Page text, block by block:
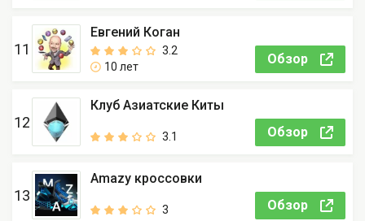
11
Евгений Коган
3.2
10 лет
Обзор
12
Клуб Азиатские Киты
3.1 Обзор
13
Amazy кроссовки
3 Обзор